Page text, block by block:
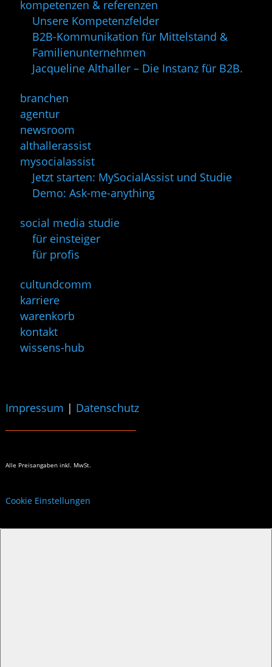
kompetenzen & referenzen
Unsere Kompetenzfelder
B2B-Kommunikation für Mittelstand &
Familienunternehmen
Jacqueline Althaller – Die Instanz für B2B.
branchen
agentur
newsroom
althallerassist
mysocialassist
Jetzt starten: MySocialAssist und Studie
Demo: Ask-me-anything
social media studie
für einsteiger
für profis
cultundcomm
karriere
warenkorb
kontakt
wissens-hub
Impressum | Datenschutz
Alle Preisangaben inkl. MwSt.
Cookie Einstellungen